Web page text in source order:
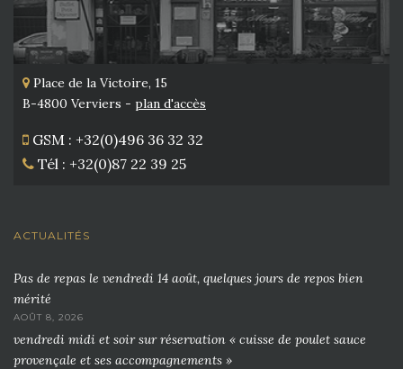
Place de la Victoire, 15
B-4800 Verviers - plan d'accès
GSM : +32(0)496 36 32 32
Tél : +32(0)87 22 39 25
ACTUALITÉS
Pas de repas le vendredi 14 août, quelques jours de repos bien
mérité
AOÛT 8, 2026
vendredi midi et soir sur réservation « cuisse de poulet sauce
provençale et ses accompagnements »